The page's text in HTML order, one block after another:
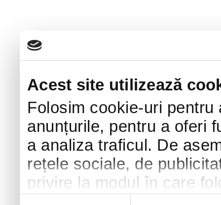
Acest site utilizează
Folosim cookie-uri
anunțurile, pentru a oferi
a analiza traficul. De
rețele sociale, de
privire la modul în care